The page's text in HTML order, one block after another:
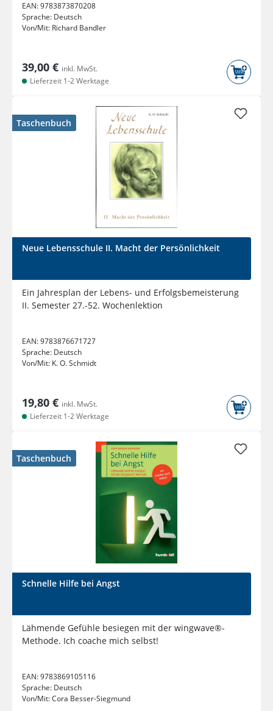
EAN:9783873870208
Sprache: Deutsch
Von/Mit: Richard Bandler
39,00 € inkl. MwSt.
Lieferzeit 1-2 Werktage
Taschenbuch
Neue Lebensschule II. Macht der Persönlichkeit
Ein Jahresplan der Lebens- und Erfolgsbemeisterung
II. Semester 27.-52. Wochenlektion
EAN:9783876671727
Sprache: Deutsch
Von/Mit: K. O. Schmidt
19,80 € inkl. MwSt.
Lieferzeit 1-2 Werktage
Taschenbuch
Schnelle Hilfe bei Angst
Lähmende Gefühle besiegen mit der wingwave®-
Methode. Ich coache mich selbst!
EAN:9783869105116
Sprache: Deutsch
Von/Mit:Cora Besser-Siegmund